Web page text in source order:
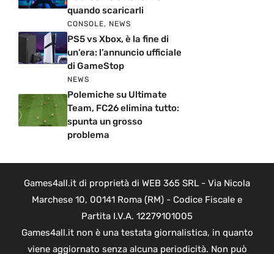
quando scaricarli
CONSOLE, NEWS
PS5 vs Xbox, è la fine di
un’era: l’annuncio ufficiale
di GameStop
NEWS
Polemiche su Ultimate
Team, FC26 elimina tutto:
spunta un grosso
problema
Games4all.it di proprietà di WEB 365 SRL - Via Nicola
Marchese 10, 00141 Roma (RM) - Codice Fiscale e
Partita I.V.A. 12279101005
Games4all.it non è una testata giornalistica, in quanto
viene aggiornato senza alcuna periodicità. Non può